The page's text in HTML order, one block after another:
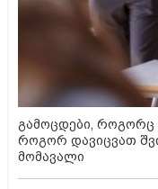
გამოცდები, როგორც
როგორ დავიცვათ
მომავალი